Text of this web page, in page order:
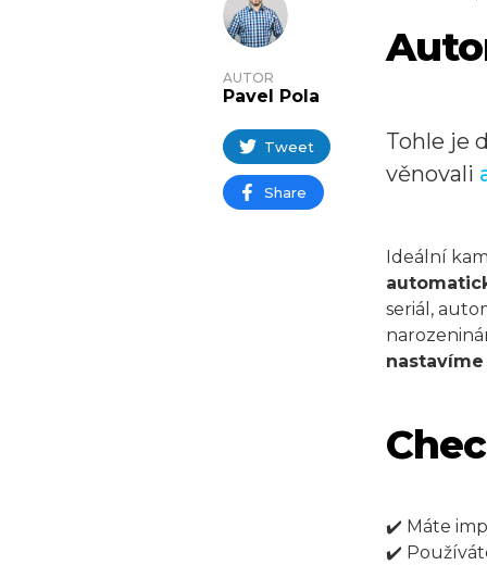
AUTOR
Pavel Pola
Tweet
Share
Tohle je
věnovali
Ideální
seriál,
✔️ Máte
✔️